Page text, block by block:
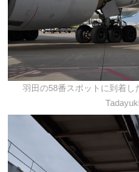
羽田の58番スポットに到着し